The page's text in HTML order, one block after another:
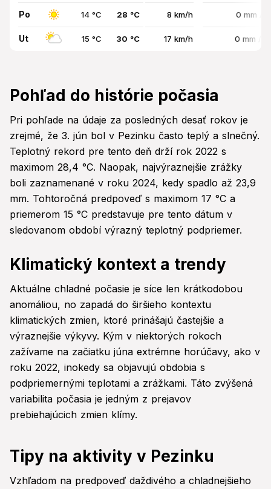
Po 14 °C 28 °C 8 km/h 0 mm /
Ut 15 °C 30 °C 17 km/h 0 mm /
Pohľad do histórie počasia
Pri pohľade na údaje za posledných desať rokov je
zrejmé, že 3. jún bol v Pezinku často teplý a slnečný.
Teplotný rekord pre tento deň drží rok 2022 s
maximom 28,4 °C. Naopak, najvýraznejšie zrážky
boli zaznamenané v roku 2024, kedy spadlo až 23,9
mm. Tohtoročná predpoveď s maximom 17 °C a
priemerom 15 °C predstavuje pre tento dátum v
sledovanom období výrazný teplotný podpriemer.
Klimatický kontext a trendy
Aktuálne chladné počasie je síce len krátkodobou
anomáliou, no zapadá do širšieho kontextu
klimatických zmien, ktoré prinášajú častejšie a
výraznejšie výkyvy. Kým v niektorých rokoch
zažívame na začiatku júna extrémne horúčavy, ako v
roku 2022, inokedy sa objavujú obdobia s
podpriemernými teplotami a zrážkami. Táto zvýšená
variabilita počasia je jedným z prejavov
prebiehajúcich zmien klímy.
Tipy na aktivity v Pezinku
Vzhľadom na predpoveď daždivého a chladnejšieho